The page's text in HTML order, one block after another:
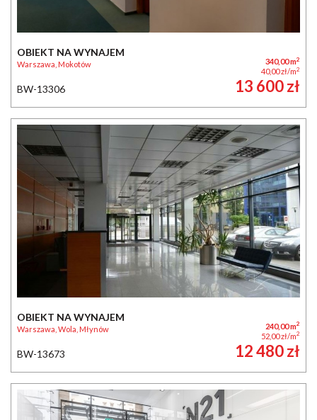
OBIEKT NA WYNAJEM
Warszawa, Mokotów 340,00 m2
40,00 zł/m2
BW-13306 13 600 zł
OBIEKT NA WYNAJEM
Warszawa, Wola, Młynów 240,00 m2
52,00 zł/m2
BW-13673 12 480 zł